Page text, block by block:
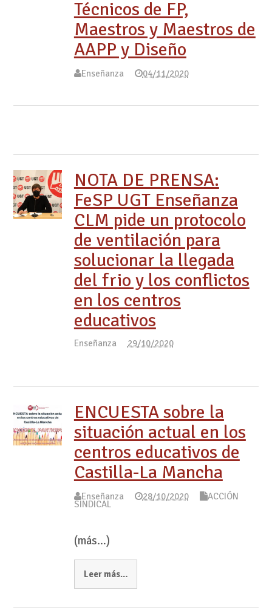
Técnicos de FP,
Maestros y Maestros de
AAPP y Diseño
Enseñanza 04/11/2020
NOTA DE PRENSA:
FeSP UGT Enseñanza
CLM pide un protocolo
de ventilación para
solucionar la llegada
del frio y los conflictos
en los centros
educativos
Enseñanza 29/10/2020
ENCUESTA sobre la
situación actual en los
centros educativos de
Castilla-La Mancha
Enseñanza 28/10/2020 ACCIÓN
SINDICAL
(más…)
Leer más…